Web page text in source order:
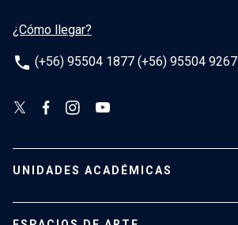
¿Cómo llegar?
phone (+56) 95504 1877 (+56) 95504 9267
UNIDADES ACADÉMICAS